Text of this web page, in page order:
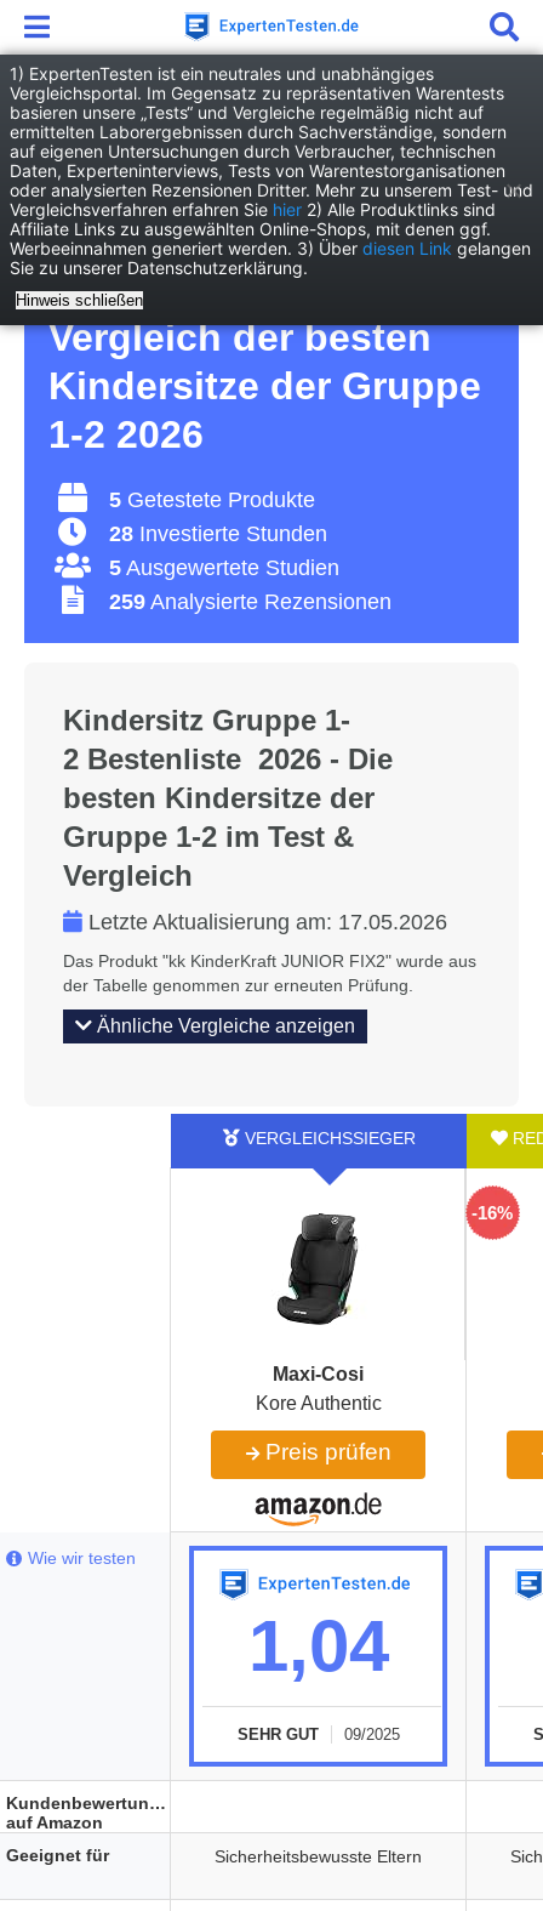
Baby Sicherheit Kindersitz Gruppe 1-2
Kindersitz Gruppe 1-2
Test – für eine sichere
Autofahrt mit Kindern –
Vergleich der besten
Kindersitze der Gruppe
1-2 2026
5 Getestete Produkte
28 Investierte Stunden
5 Ausgewertete Studien
259 Analysierte Rezensionen
Kindersitz Gruppe 1-
2 Bestenliste 2026 - Die
besten Kindersitze der
Gruppe 1-2 im Test &
Vergleich
Letzte Aktualisierung am: 17.05.2026
Das Produkt "kk KinderKraft JUNIOR FIX2" wurde aus
der Tabelle genommen zur erneuten Prüfung.
Ähnliche Vergleiche anzeigen
-16%
Maxi-Cosi
Kore Authentic
Preis prüfen
1,04
SEHR GUT 09/2025
Sicherheitsbewusste Eltern
Wie wir testen
Kundenbewertungen
auf Amazon
Geeignet für
1) ExpertenTesten ist ein neutrales und unabhängiges
Vergleichsportal. Im Gegensatz zu repräsentativen Warentests
basieren unsere „Tests“ und Vergleiche regelmäßig nicht auf
ermittelten Laborergebnissen durch Sachverständige, sondern
auf eigenen Untersuchungen durch Verbraucher, technischen
Daten, Experteninterviews, Tests von Warentestorganisationen
oder analysierten Rezensionen Dritter. Mehr zu unserem Test- und
Vergleichsverfahren erfahren Sie hier 2) Alle Produktlinks sind
Affiliate Links zu ausgewählten Online-Shops, mit denen ggf.
Werbeeinnahmen generiert werden. 3) Über diesen Link gelangen
Sie zu unserer Datenschutzerklärung.
Hinweis schließen